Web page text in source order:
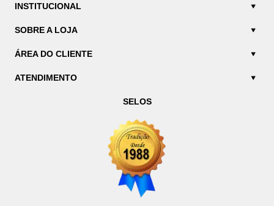
INSTITUCIONAL
SOBRE A LOJA
ÁREA DO CLIENTE
ATENDIMENTO
SELOS